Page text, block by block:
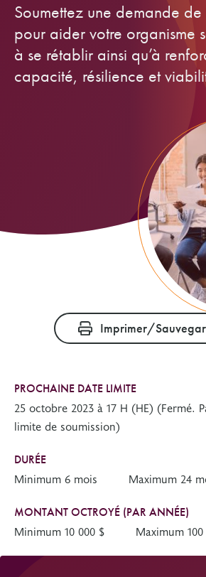
Soumettez une demande
pour aider votre organisme
à se rétablir ainsi qu’à
capacité, résilience et
Imprimer/
PROCHAINE DATE LIMITE
25 octobre 2023 à 17 H (HE) (Fermé.
limite de soumission)
DURÉE
Minimum 6 mois Maximum 24
MONTANT OCTROYÉ (PAR ANNÉE)
Minimum 10 000 $ Maximum